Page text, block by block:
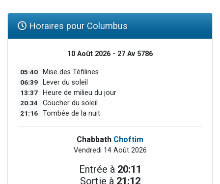
Horaires pour Columbus
10 Août 2026 - 27 Av 5786
05:40 Mise des Téfilines
06:39 Lever du soleil
13:37 Heure de milieu du jour
20:34 Coucher du soleil
21:16 Tombée de la nuit
Chabbath Choftim
Vendredi 14 Août 2026
Entrée à 20:11
Sortie à 21:12